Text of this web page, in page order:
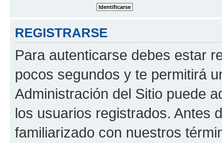
REGISTRARSE
Para autenticarse debes estar
pocos segundos y te permitirá
Administración del Sitio puede
los usuarios registrados. Antes
familiarizado con nuestros